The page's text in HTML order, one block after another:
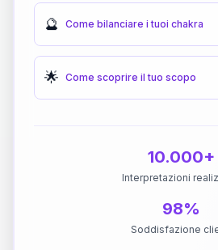
🔮 Come bilanciare i tuoi chakra
🌟 Come scoprire il tuo scopo
10.000+
Interpretazioni
98%
Soddisfazione